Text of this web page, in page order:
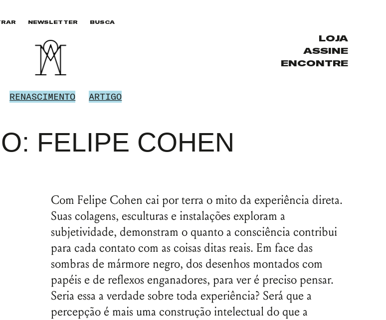
NEWSLETTER BUSCA
LOJA
ASSINE
ENCONTRE
RENASCIMENTO ARTIGO
FELIPE COHEN
Com Felipe Cohen cai por terra o mito da experiência direta.
Suas colagens, esculturas e instalações exploram a
subjetividade, demonstram o quanto a consciência contribui
para cada contato com as coisas ditas reais. Em face das
sombras de mármore negro, dos desenhos montados com
papéis e de reflexos enganadores, para ver é preciso pensar.
Seria essa a verdade sobre toda experiência? Será que a
percepção é mais uma construção intelectual do que a